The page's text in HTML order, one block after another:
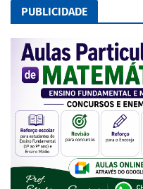
PUBLICIDADE